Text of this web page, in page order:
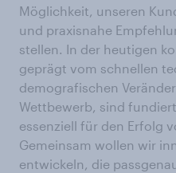
Möglichkeit, unseren
und praxisnahe
stellen. In der heutigen
geprägt vom schnellen
demografischen
Wettbewerb, sind
essenziell für den Erfolg
Gemeinsam wollen wir
entwickeln, die